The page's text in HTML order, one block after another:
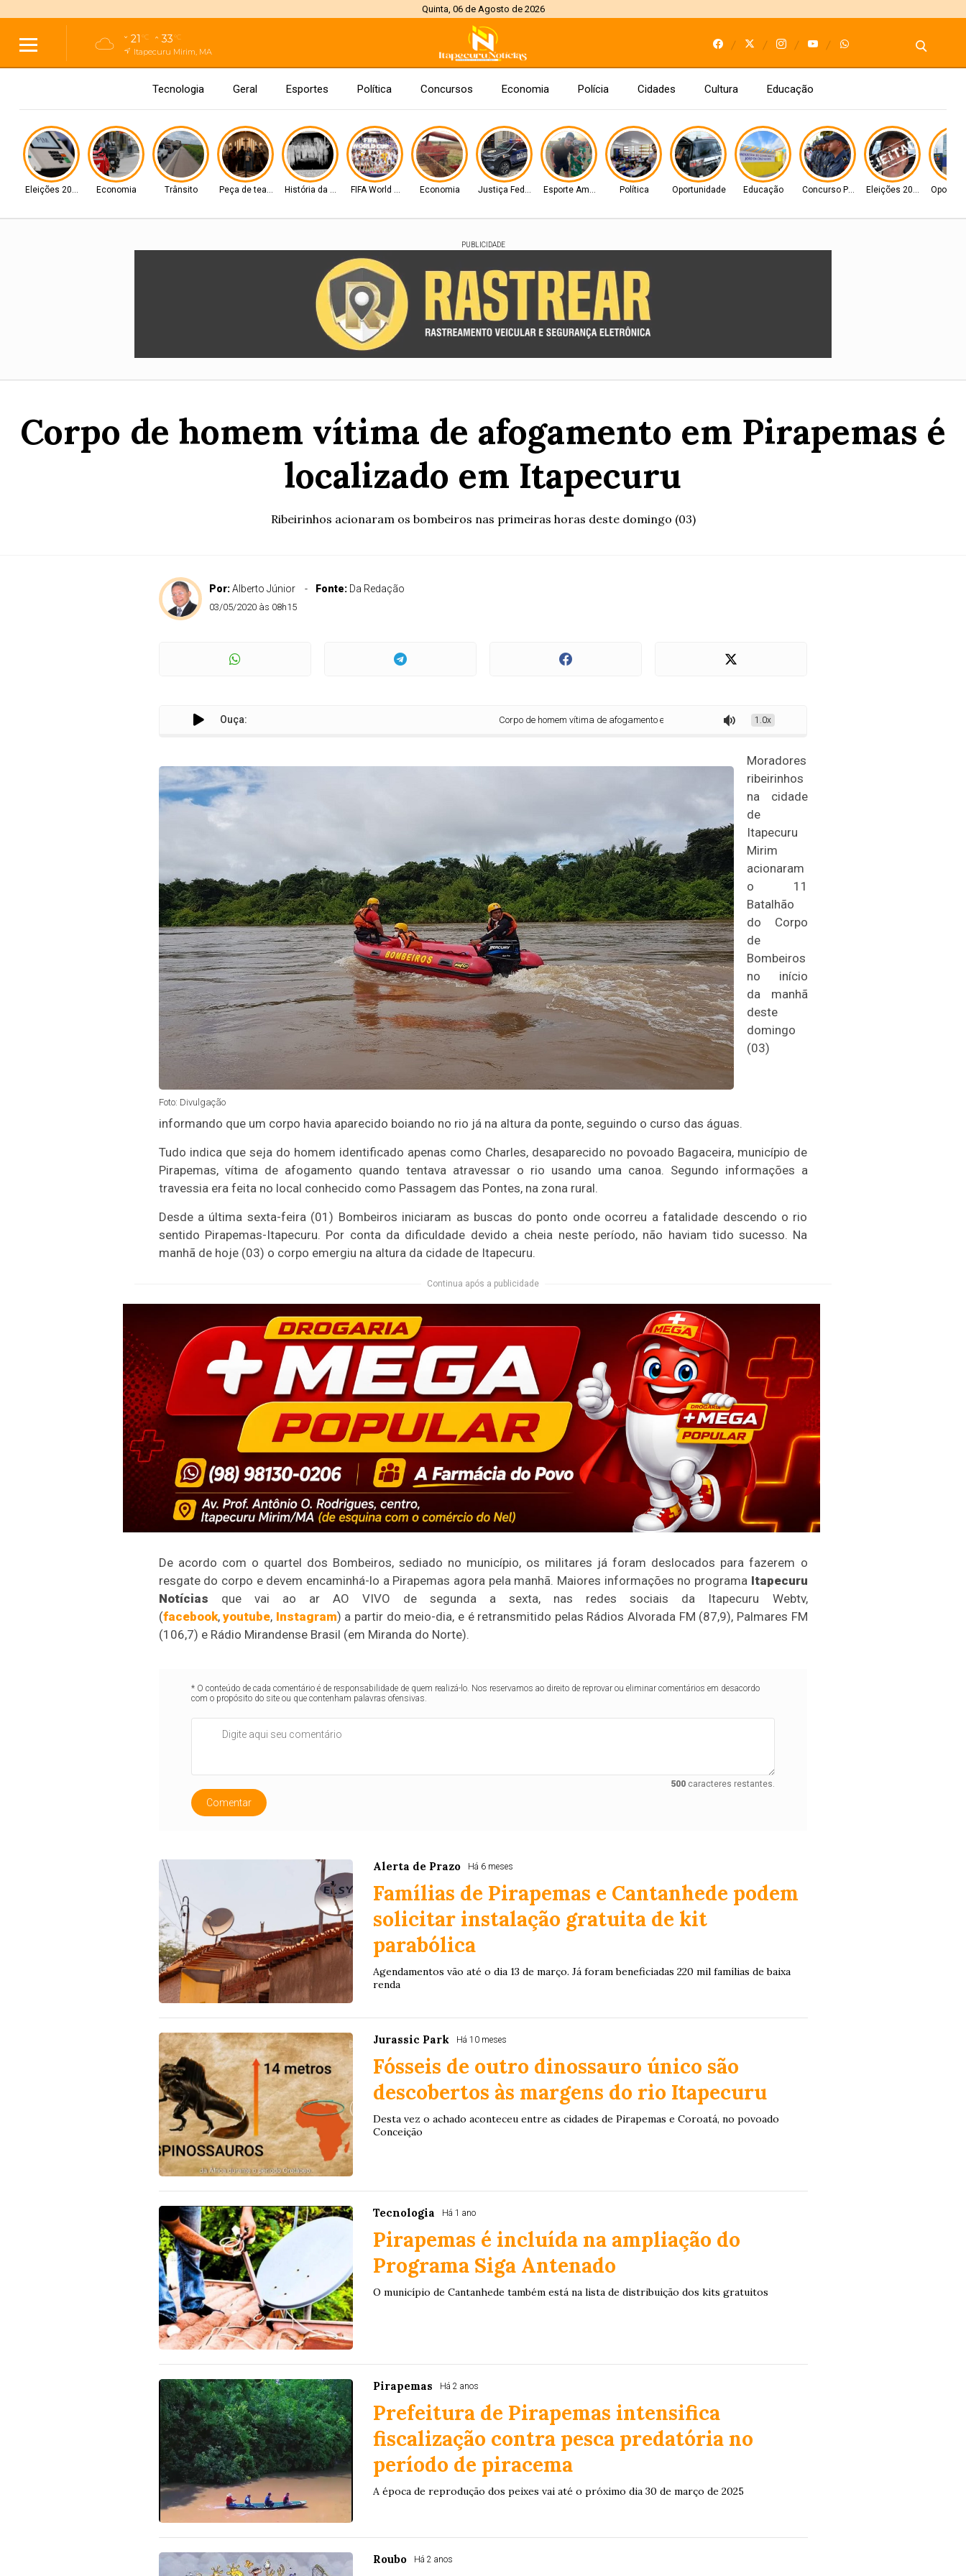
Quinta, 06 de Agosto de 2026
21 °C 33°C
Itapecuru Mirim, MA
Tecnologia Geral Esportes Política Concursos Economia Polícia Cidades Cultura Educação
Eleições 2026 Economia Trânsito Peça de teatro História da CidadeFIFA World Cup 2026Economia Justiça Federal Esporte Amador Política Oportunidade Educação Concurso PúblicoEleições 2026
PUBLICIDADE
Corpo de homem vítima de afogamento em Pirapemas é
localizado em Itapecuru
Ribeirinhos acionaram os bombeiros nas primeiras horas deste domingo (03)
Por:Alberto Júnior Fonte: Da Redação
03/05/2020 às 08h15
Ouça: Corpo de homem vítima de afogamento em Pirapemas é localizado em Itapecuru
1.0x
Foto: Divulgação
Moradores
ribeirinhos
na cidade
de
Itapecuru
Mirim
acionaram
o 11
Batalhão
do Corpo
de
Bombeiros
no início
da manhã
deste
domingo
(03)
informando que um corpo havia aparecido boiando no rio já na altura da ponte, seguindo o curso das águas.
Tudo indica que seja do homem identificado apenas como Charles, desaparecido no povoado Bagaceira, município de
Pirapemas, vítima de afogamento quando tentava atravessar o rio usando uma canoa. Segundo informações a
travessia era feita no local conhecido como Passagem das Pontes, na zona rural.
Desde a última sexta-feira (01) Bombeiros iniciaram as buscas do ponto onde ocorreu a fatalidade descendo o rio
sentido Pirapemas-Itapecuru. Por conta da dificuldade devido a cheia neste período, não haviam tido sucesso. Na
manhã de hoje (03) o corpo emergiu na altura da cidade de Itapecuru.
Continua após a publicidade
De acordo com o quartel dos Bombeiros, sediado no município, os militares já foram deslocados para fazerem o
resgate do corpo e devem encaminhá-lo a Pirapemas agora pela manhã. Maiores informações no programa Itapecuru
Notícias que vai ao ar AO VIVO de segunda a sexta, nas redes sociais da Itapecuru Webtv,
(facebook,youtube, Instagram) a partir do meio-dia, e é retransmitido pelas Rádios Alvorada FM (87,9), Palmares FM
(106,7) e Rádio Mirandense Brasil (em Miranda do Norte).
* O conteúdo de cada comentário é de responsabilidade de quem realizá-lo. Nos reservamos ao direito de reprovar ou eliminar comentários em desacordo
com o propósito do site ou que contenham palavras ofensivas.
500 caracteres restantes.
Comentar
Alerta de Prazo Há 6 meses
Famílias de Pirapemas e Cantanhede podem
solicitar instalação gratuita de kit
parabólica
Agendamentos vão até o dia 13 de março. Já foram beneficiadas 220 mil famílias de baixa
renda
Jurassic Park Há 10 meses
Fósseis de outro dinossauro único são
descobertos às margens do rio Itapecuru
Desta vez o achado aconteceu entre as cidades de Pirapemas e Coroatá, no povoado
Conceição
Tecnologia Há 1 ano
Pirapemas é incluída na ampliação do
Programa Siga Antenado
O município de Cantanhede também está na lista de distribuição dos kits gratuitos
Pirapemas Há 2 anos
Prefeitura de Pirapemas intensifica
fiscalização contra pesca predatória no
período de piracema
A época de reprodução dos peixes vai até o próximo dia 30 de março de 2025
Roubo Há 2 anos